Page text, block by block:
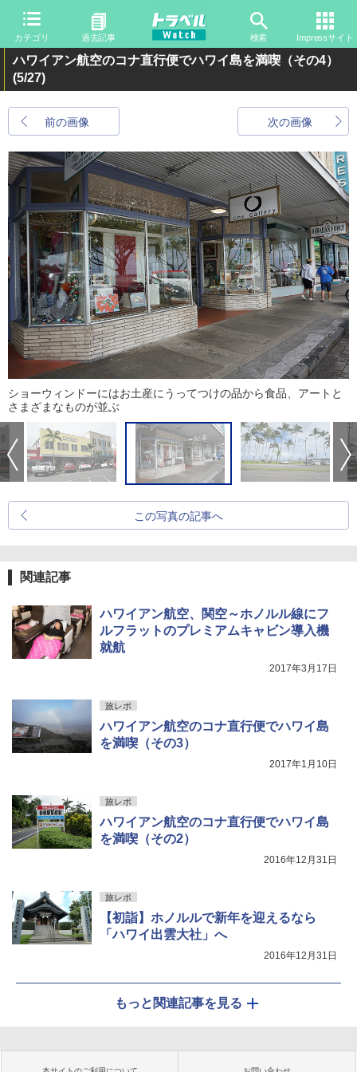
カテゴリ 過去記事 検索 Impressサイト
ハワイアン航空のコナ直行便でハワイ島を満喫（その4）
(5/27)
前の画像 次の画像
ショーウィンドーにはお土産にうってつけの品から食品、アートと
さまざまなものが並ぶ
この写真の記事へ
関連記事
ハワイアン航空、関空～ホノルル線にフ
ルフラットのプレミアムキャビン導入機
就航
2017年3月17日
旅レポ
ハワイアン航空のコナ直行便でハワイ島
を満喫（その3）
2017年1月10日
旅レポ
ハワイアン航空のコナ直行便でハワイ島
を満喫（その2）
2016年12月31日
旅レポ
【初詣】ホノルルで新年を迎えるなら
「ハワイ出雲大社」へ
2016年12月31日
もっと関連記事を見る